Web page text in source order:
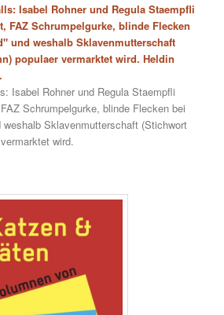
Isabel Rohner und Regula Staempfli
FAZ Schrumpelgurke, blinde Flecken
und weshalb Sklavenmutterschaft
populaer vermarktet wird. Heldin
Isabel Rohner und Regula Staempfli
Schrumpelgurke, blinde Flecken bei
weshalb Sklavenmutterschaft (Stichwort
wird.